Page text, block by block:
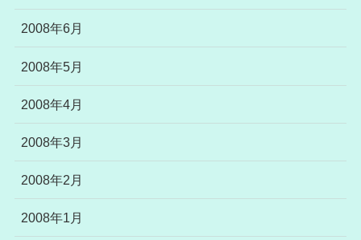
2008年6月
2008年5月
2008年4月
2008年3月
2008年2月
2008年1月